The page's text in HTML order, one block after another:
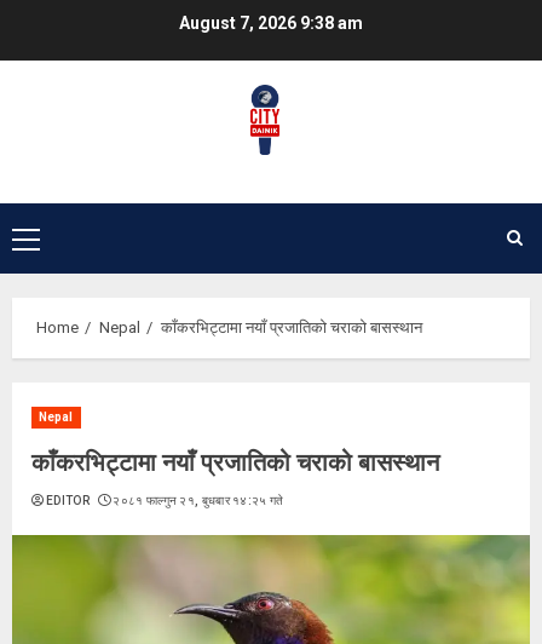
August 7, 2026 9:38 am
Primary
Menu
Home Nepal काँकरभिट्टामा नयाँ प्रजातिको चराको बासस्थान
Nepal
काँकरभिट्टामा नयाँ प्रजातिको चराको बासस्थान
EDITOR २०८१ फाल्गुन २१, बुधबार १४:२५ गते